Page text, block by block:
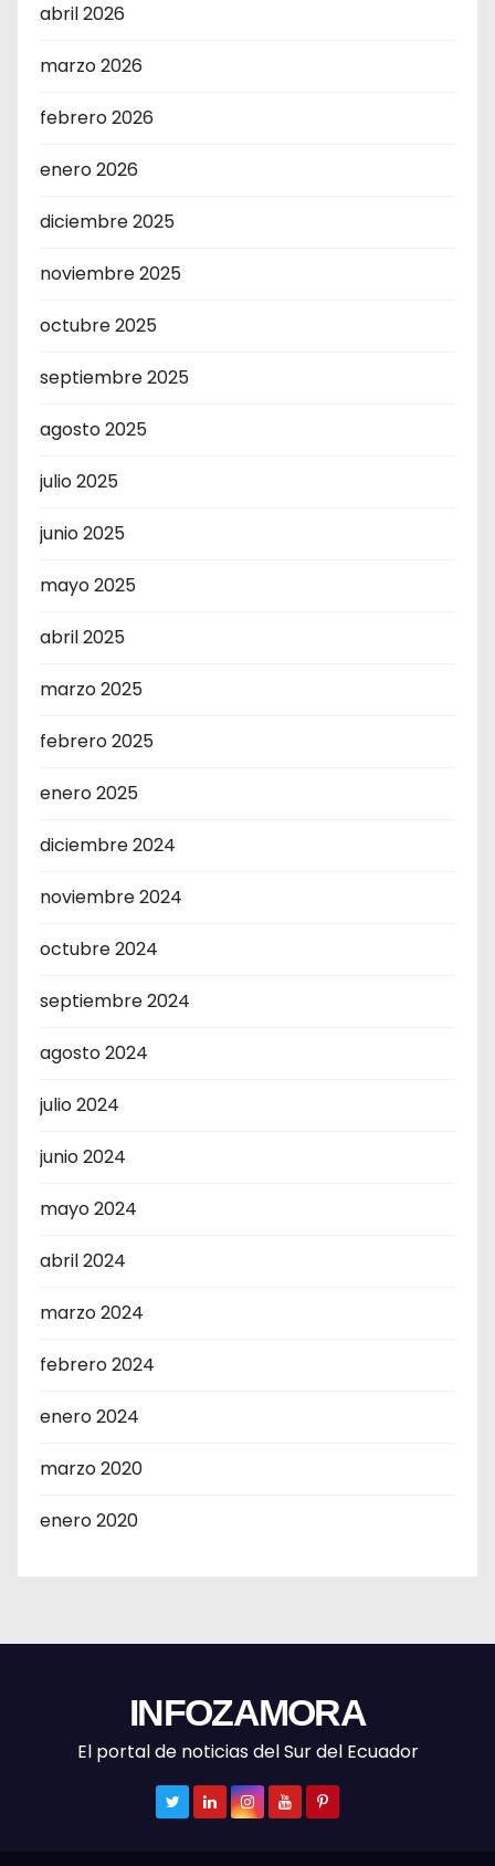
abril 2026
marzo 2026
febrero 2026
enero 2026
diciembre 2025
noviembre 2025
octubre 2025
septiembre 2025
agosto 2025
julio 2025
junio 2025
mayo 2025
abril 2025
marzo 2025
febrero 2025
enero 2025
diciembre 2024
noviembre 2024
octubre 2024
septiembre 2024
agosto 2024
julio 2024
junio 2024
mayo 2024
abril 2024
marzo 2024
febrero 2024
enero 2024
marzo 2020
enero 2020
INFOZAMORA
El portal de noticias del Sur del Ecuador